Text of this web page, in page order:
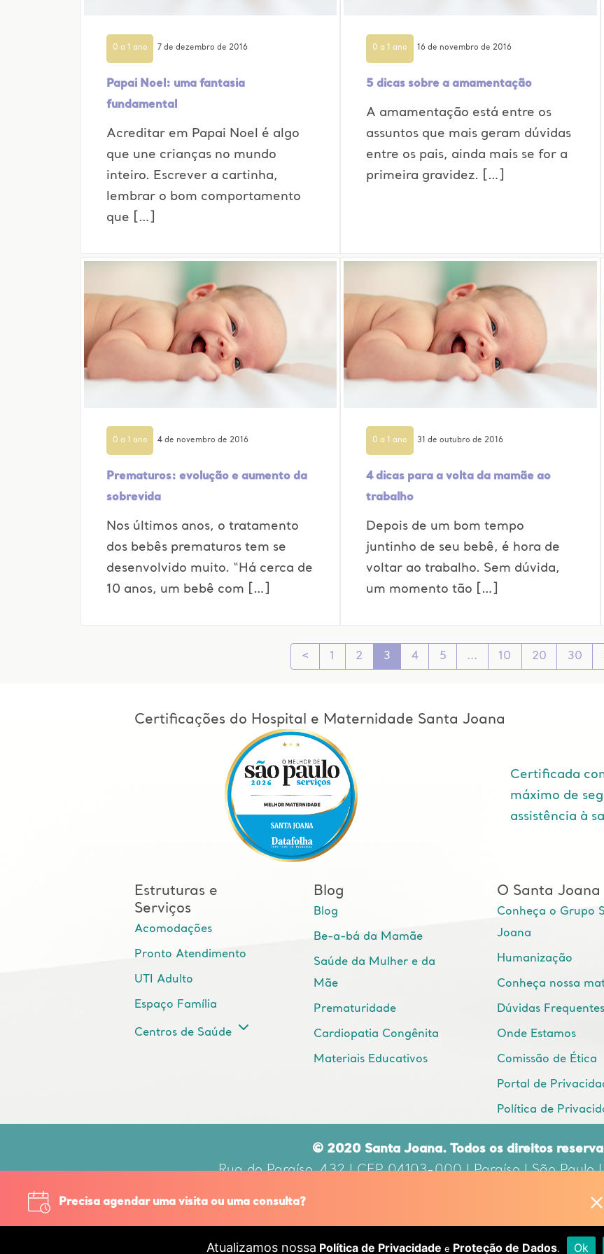
0 a 1 ano 7 de dezembro de 2016
Papai Noel: uma fantasia
fundamental
Acreditar em Papai Noel é algo
que une crianças no mundo
inteiro. Escrever a cartinha,
lembrar o bom comportamento
que […]
0 a 1 ano 16 de novembro de 2016
5 dicas sobre a amamentação
A amamentação está entre os
assuntos que mais geram dúvidas
entre os pais, ainda mais se for a
primeira gravidez. […]
0 a 1 ano 4 de novembro de 2016
Prematuros: evolução e aumento da
sobrevida
Nos últimos anos, o tratamento
dos bebês prematuros tem se
desenvolvido muito. “Há cerca de
10 anos, um bebê com […]
0 a 1 ano 31 de outubro de 2016
4 dicas para a volta da mamãe ao
trabalho
Depois de um bom tempo
juntinho de seu bebê, é hora de
voltar ao trabalho. Sem dúvida,
um momento tão […]
< 1 2 3 4 5 10 20 30
Certificações do Hospital e Maternidade Santa Joana
Certificada
máximo de
assistência à
Estruturas e
Serviços
Acomodações
Pronto Atendimento
UTI Adulto
Espaço Família
Centros de Saúde
Blog
Blog
Be-a-bá da Mamãe
Saúde da Mulher e da
Mãe
Prematuridade
Cardiopatia Congênita
Materiais Educativos
O Santa Joana
Conheça o Grupo
Joana
Humanização
Conheça nossa
Dúvidas Frequentes
Onde Estamos
Comissão de Ética
Portal de
Política de
Precisa agendar uma visita ou uma consulta?
© 2020 Santa Joana. Todos os direitos
Rua do Paraíso, 432 | CEP 04103-000 | Paraíso | São Paulo
Responsável Técnico: DR. EDUARDO CORDIOLI |
Atualizamos nossa Política de Privacidade e Proteção de Dados. Ok